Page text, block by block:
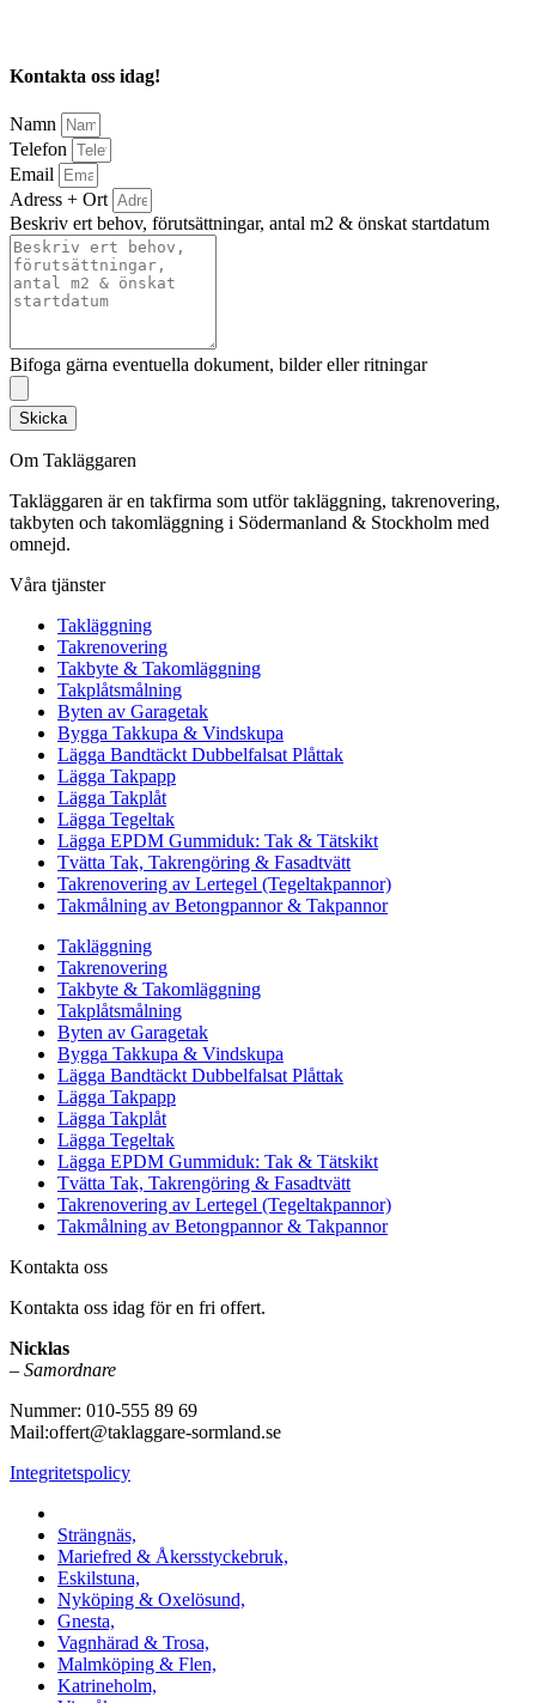
Kontakta oss idag!
Namn
Telefon
Email
Adress + Ort
Beskriv ert behov, förutsättningar, antal m2 & önskat startdatum
Bifoga gärna eventuella dokument, bilder eller ritningar
Skicka
Om Takläggaren
Takläggaren är en takfirma som utför takläggning, takrenovering,
takbyten och takomläggning i Södermanland & Stockholm med
omnejd.
Våra tjänster
Takläggning
Takrenovering
Takbyte & Takomläggning
Takplåtsmålning
Byten av Garagetak
Bygga Takkupa & Vindskupa
Lägga Bandtäckt Dubbelfalsat Plåttak
Lägga Takpapp
Lägga Takplåt
Lägga Tegeltak
Lägga EPDM Gummiduk: Tak & Tätskikt
Tvätta Tak, Takrengöring & Fasadtvätt
Takrenovering av Lertegel (Tegeltakpannor)
Takmålning av Betongpannor & Takpannor
Takläggning
Takrenovering
Takbyte & Takomläggning
Takplåtsmålning
Byten av Garagetak
Bygga Takkupa & Vindskupa
Lägga Bandtäckt Dubbelfalsat Plåttak
Lägga Takpapp
Lägga Takplåt
Lägga Tegeltak
Lägga EPDM Gummiduk: Tak & Tätskikt
Tvätta Tak, Takrengöring & Fasadtvätt
Takrenovering av Lertegel (Tegeltakpannor)
Takmålning av Betongpannor & Takpannor
Kontakta oss
Kontakta oss idag för en fri offert.
Nicklas
– Samordnare
Nummer: 010-555 89 69
Mail:offert@taklaggare-sormland.se
Integritetspolicy
Strängnäs,
Mariefred & Åkersstyckebruk,
Eskilstuna,
Nyköping & Oxelösund,
Gnesta,
Vagnhärad & Trosa,
Malmköping & Flen,
Katrineholm,